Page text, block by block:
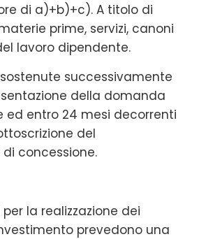
di a)+b)+c). A titolo di
prime, servizi, canoni
lavoro dipendente.
successivamente
della domanda
ed entro 24 mesi decorrenti
del
concessione.
la realizzazione dei
prevedono una